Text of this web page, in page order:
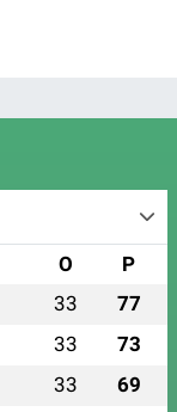
O P
33 77
33 73
33 69